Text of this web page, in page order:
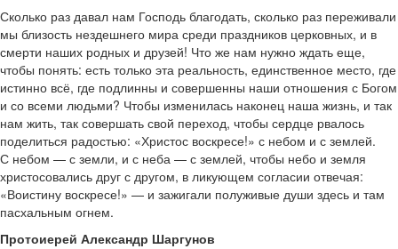
Сколько раз давал нам Господь благодать, сколько раз переживали
мы близость нездешнего мира среди праздников церковных, и в
смерти наших родных и друзей! Что же нам нужно ждать еще,
чтобы понять: есть только эта реальность, единственное место, где
истинно всё, где подлинны и совершенны наши отношения с Богом
и со всеми людьми? Чтобы изменилась наконец наша жизнь, и так
нам жить, так совершать свой переход, чтобы сердце рвалось
поделиться радостью: «Христос воскресе!» с небом и с землей.
С небом — с земли, и с неба — с землей, чтобы небо и земля
христосовались друг с другом, в ликующем согласии отвечая:
«Воистину воскресе!» — и зажигали полуживые души здесь и там
пасхальным огнем.
Протоиерей Александр Шаргунов